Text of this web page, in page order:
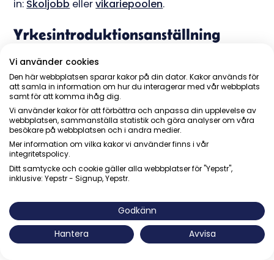
in: Skoljobb ellervikariepoolen.
Yrkesintroduktionsanställning
Ifall du är under 24 år och saknar yrkeserfarenhet
eller har varit arbetslös i minst tre månader har
du möjlighet att lära dig ett yrke och få hjälp av
en handledare, samtidigt som du får lön.
Anställningen kallas för en
yrkesintroduktionsanställning och du kan ha den i
upp till ett år. Minst 15 procent av tiden ska bestå
av utbildning eller handledning.
Även under första jobbet är det är viktigt att
komma ihåg att du betalar skatt baserat på din
års- och inte månadsinkomst. Det är även
Vi använder cookies
Den här webbplatsen sparar kakor på din dator. Kakor används för
att samla in information om hur du interagerar med vår webbplats
samt för att komma ihåg dig.
Vi använder kakor för att förbättra och anpassa din upplevelse av
webbplatsen, sammanställa statistik och göra analyser om våra
besökare på webbplatsen och i andra medier.
Mer information om vilka kakor vi använder finns i vår
integritetspolicy.
Ditt samtycke och cookie gäller alla webbplatser för "Yepstr",
inklusive: Yepstr - Signup, Yepstr.
Godkänn
Hantera
Avvisa